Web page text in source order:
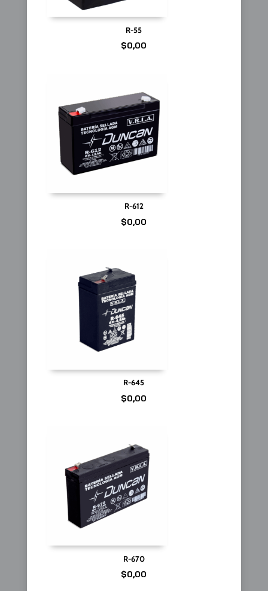
R-55
$0,00
R-612
$0,00
R-645
$0,00
R-670
$0,00